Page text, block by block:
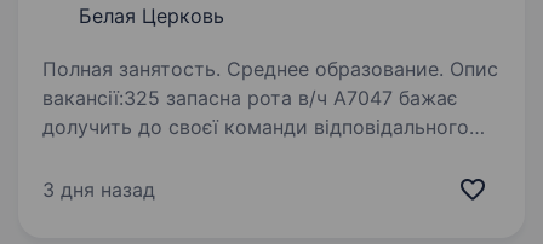
Белая Церковь
Полная занятость. Среднее образование. Опис
вакансії:325 запасна рота в/ч А7047 бажає
долучить до своєї команди відповідального
окрема бригада територіальної оборони (119
3 дня назад